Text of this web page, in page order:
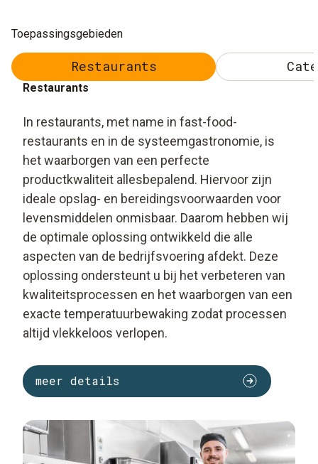
Toepassingsgebieden
Restaurants
Restaurants
In restaurants, met name in fast-food-
restaurants en in de systeemgastronomie, is
het waarborgen van een perfecte
productkwaliteit allesbepalend. Hiervoor zijn
ideale opslag- en bereidingsvoorwaarden voor
levensmiddelen onmisbaar. Daarom hebben wij
de optimale oplossing ontwikkeld die alle
aspecten van de bedrijfsvoering afdekt. Deze
oplossing ondersteunt u bij het verbeteren van
kwaliteitsprocessen en het waarborgen van een
exacte temperatuurbewaking zodat processen
altijd vlekkeloos verlopen.
meer details